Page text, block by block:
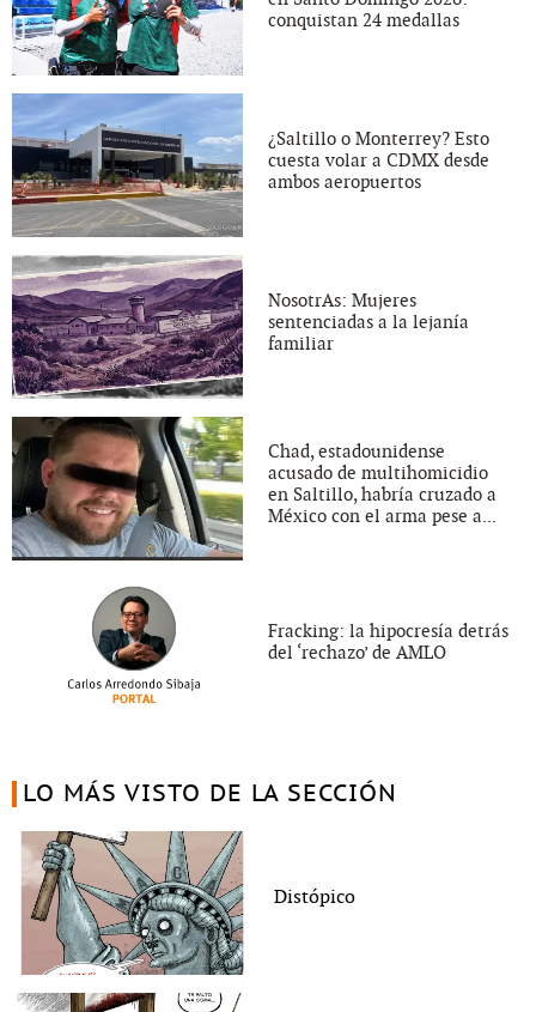
conquistan 24 medallas
¿Saltillo o Monterrey? Esto
cuesta volar a CDMX desde
ambos aeropuertos
NosotrAs: Mujeres
sentenciadas a la lejanía
familiar
Chad, estadounidense
acusado de multihomicidio
en Saltillo, habría cruzado a
México con el arma pese a...
Fracking: la hipocresía detrás
del ‘rechazo’ de AMLO
LO MÁS VISTO DE LA SECCIÓN
Distópico